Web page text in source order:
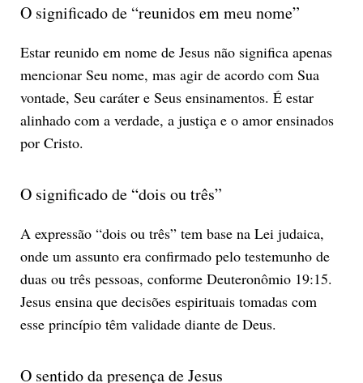
O significado de “reunidos em meu nome”
Estar reunido em nome de Jesus não significa apenas
mencionar Seu nome, mas agir de acordo com Sua
vontade, Seu caráter e Seus ensinamentos. É estar
alinhado com a verdade, a justiça e o amor ensinados
por Cristo.
O significado de “dois ou três”
A expressão “dois ou três” tem base na Lei judaica,
onde um assunto era confirmado pelo testemunho de
duas ou três pessoas, conforme Deuteronômio 19:15.
Jesus ensina que decisões espirituais tomadas com
esse princípio têm validade diante de Deus.
O sentido da presença de Jesus